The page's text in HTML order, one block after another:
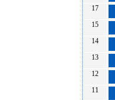
17
15
14
13
12
11